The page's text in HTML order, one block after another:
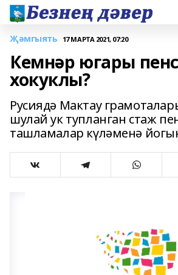
Җәмгыять 17 МАРТА 2021, 07:20
Кемнәр югары
хокуклы?
Русиядә Мактау
шулай ук тупланган стаж
ташламалар күләменә